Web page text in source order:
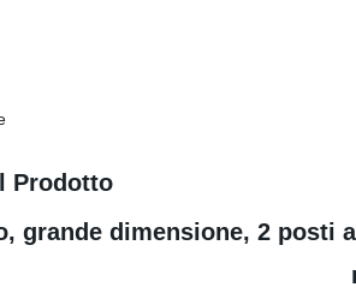
Prodotto
grande dimensione, 2 posti